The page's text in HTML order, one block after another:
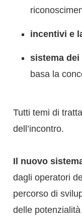
incentivi e
sistema
basa la
Tutti temi di
dell’incontro.
Il nuovo
dagli operatori
percorso di
delle